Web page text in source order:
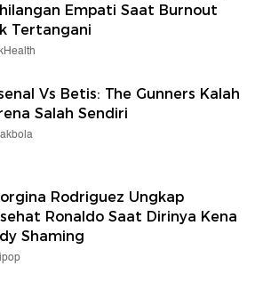
Empati Saat Burnout
Tertangani
Vs Betis: The Gunners Kalah
Salah Sendiri
Rodriguez Ungkap
Ronaldo Saat Dirinya Kena
Shaming